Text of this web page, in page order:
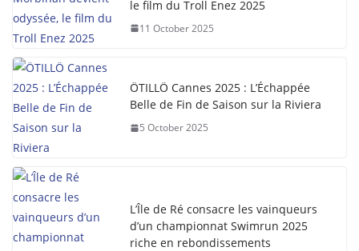
le film du Troll Enez 2025
11 October 2025
ÖTILLÖ Cannes 2025 : L’Échappée
Belle de Fin de Saison sur la Riviera
5 October 2025
L’Île de Ré consacre les vainqueurs
d’un championnat Swimrun 2025
riche en rebondissements